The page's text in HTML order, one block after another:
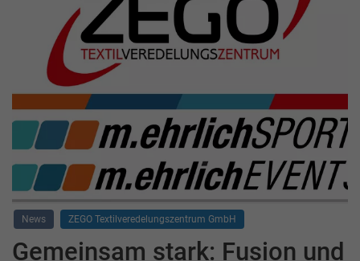
News ZEGO Textilveredelungszentrum GmbH
Gemeinsam stark: Fusion und